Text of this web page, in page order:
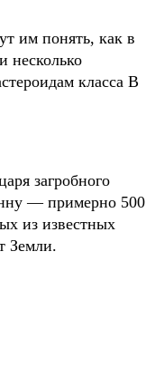
им понять, как в
несколько
класса B
загробного
— примерно 500
из известных
Земли.